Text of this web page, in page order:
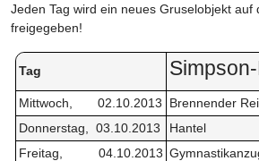
Jeden Tag wird ein neues Gruselobjekt auf
freigegeben!
Tag
Mittwoch, 02.10.2013
Brennender
Donnerstag, 03.10.2013
Hantel
Freitag, 04.10.2013